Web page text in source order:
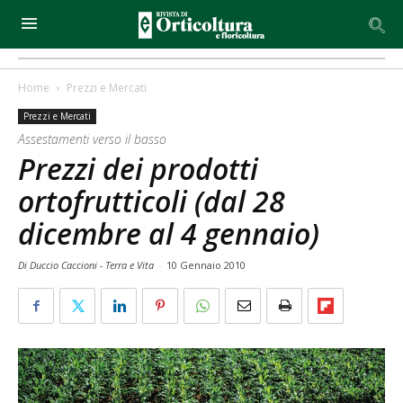
Home Prezzi e Mercati
Prezzi e Mercati
Assestamenti verso il basso
Prezzi dei prodotti
ortofrutticoli (dal 28
dicembre al 4 gennaio)
Di Duccio Caccioni - Terra e Vita - 10 Gennaio 2010